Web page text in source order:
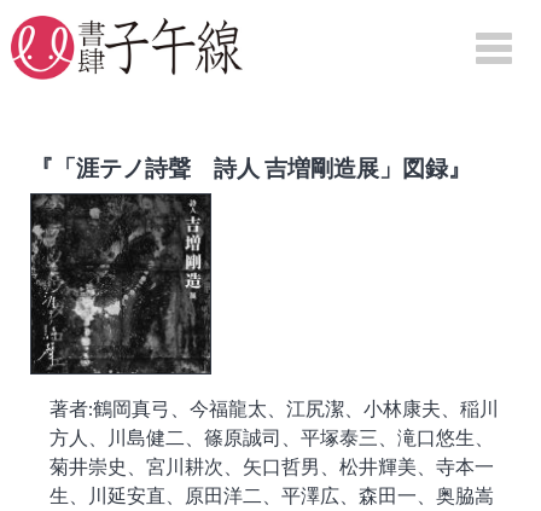
刊行物案内
詩集
句集
評論
図録
紀行
『「涯テノ詩聲 詩人 吉増剛造展」図録』
著者:鶴岡真弓、今福龍太、江尻潔、小林康夫、稲川
方人、川島健二、篠原誠司、平塚泰三、滝口悠生、
菊井崇史、宮川耕次、矢口哲男、松井輝美、寺本一
生、川延安直、原田洋二、平澤広、森田一、奥脇嵩